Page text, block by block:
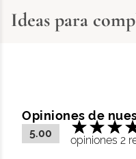
Ideas para
Opiniones de
5.00
opiniones 2